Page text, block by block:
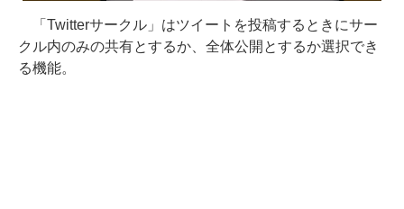
「Twitterサークル」はツイートを投稿するときにサー
クル内のみの共有とするか、全体公開とするか選択でき
る機能。